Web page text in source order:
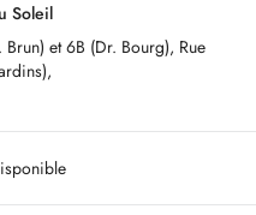
Soleil
et 6B (Dr. Bourg), Rue